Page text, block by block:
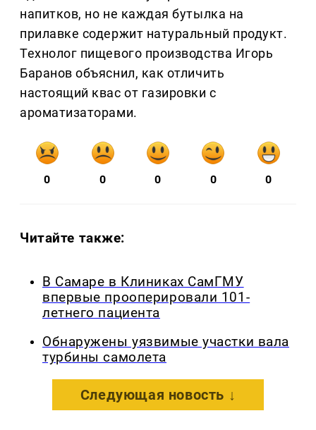
напитков, но не каждая бутылка на
прилавке содержит натуральный продукт.
Технолог пищевого производства Игорь
Баранов объяснил, как отличить
настоящий квас от газировки с
ароматизаторами.
0 0 0 0 0
Читайте также:
В Самаре в Клиниках СамГМУ
впервые прооперировали 101-
летнего пациента
Обнаружены уязвимые участки вала
турбины самолета
Следующая новость ↓